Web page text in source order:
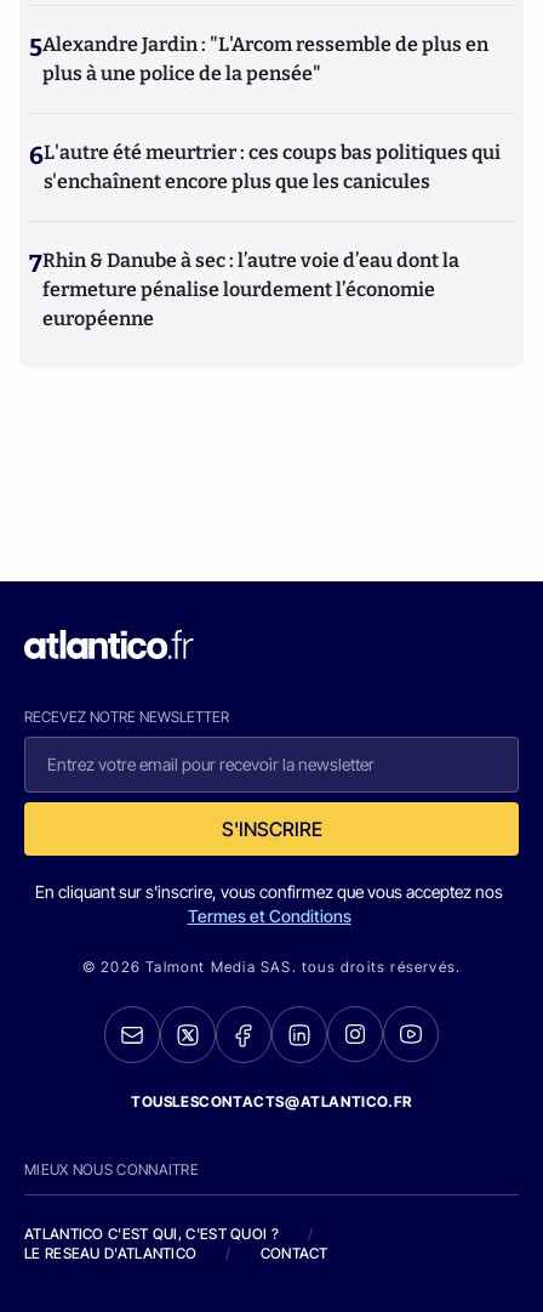
5Alexandre Jardin : "L'Arcom ressemble de plus en
plus à une police de la pensée"
6L'autre été meurtrier : ces coups bas politiques qui
s'enchaînent encore plus que les canicules
7Rhin & Danube à sec : l’autre voie d’eau dont la
fermeture pénalise lourdement l’économie
européenne
RECEVEZ NOTRE NEWSLETTER
S'INSCRIRE
En cliquant sur s'inscrire, vous confirmez que vous acceptez nos
Termes et Conditions
© 2026 Talmont Media SAS. tous droits réservés.
TOUSLESCONTACTS@ATLANTICO.FR
MIEUX NOUS CONNAITRE
ATLANTICO C'EST QUI, C'EST QUOI ?
/
LE RESEAU D'ATLANTICO
/ CONTACT